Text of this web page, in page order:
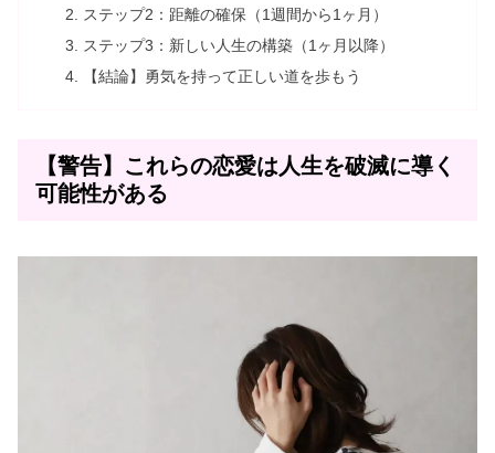
ステップ2：距離の確保（1週間から1ヶ月）
ステップ3：新しい人生の構築（1ヶ月以降）
【結論】勇気を持って正しい道を歩もう
【警告】これらの恋愛は人生を破滅に導く
可能性がある